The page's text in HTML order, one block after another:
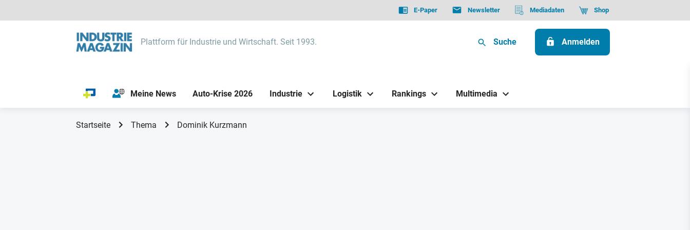
E-Paper Newsletter Mediadaten Shop
Plattform für Industrie und Wirtschaft. Seit 1993. Suche Anmelden
Meine News Auto-Krise 2026 Industrie Logistik Rankings Multimedia
Startseite Thema Dominik Kurzmann